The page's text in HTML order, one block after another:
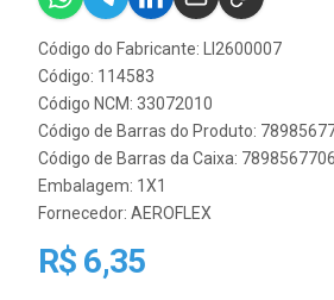
Código do Fabricante: LI2600007
Código: 114583
Código NCM: 33072010
Código de Barras do Produto:
Código de Barras da Caixa:
Embalagem: 1X1
Fornecedor: AEROFLEX
R$ 6,35